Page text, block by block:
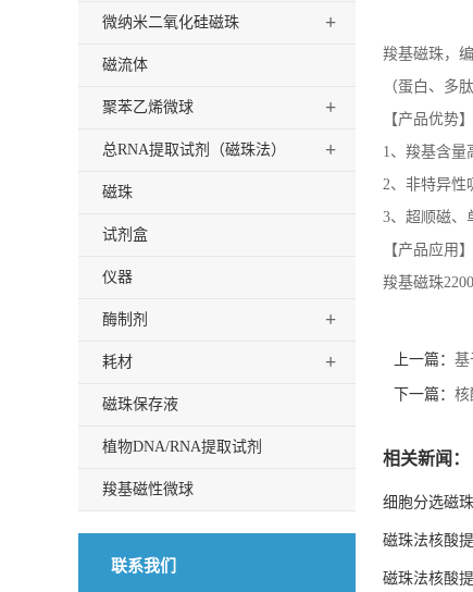
微纳米二氧化硅磁珠 +
磁流体
聚苯乙烯微球 +
总RNA提取试剂（磁珠法） +
磁珠
试剂盒
仪器
酶制剂 +
耗材 +
磁珠保存液
植物DNA/RNA提取试剂
羧基磁性微球
联系我们
羧基磁珠，
（蛋白、多
【产品优势】
1、羧基含量
2、非特异性
3、超顺磁、
【产品应用】
羧基磁珠
上一篇： 基
下一篇： 核
相关新闻：
细胞分选磁
磁珠法核酸
磁珠法核酸